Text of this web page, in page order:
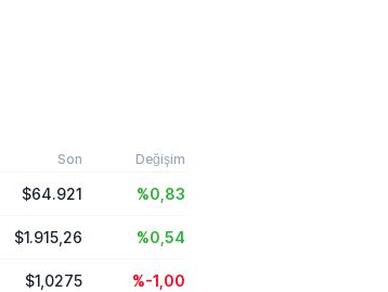
Son Değişim
$64.921 %0,83
$1.915,26 %0,54
$1,0275 %-1,00